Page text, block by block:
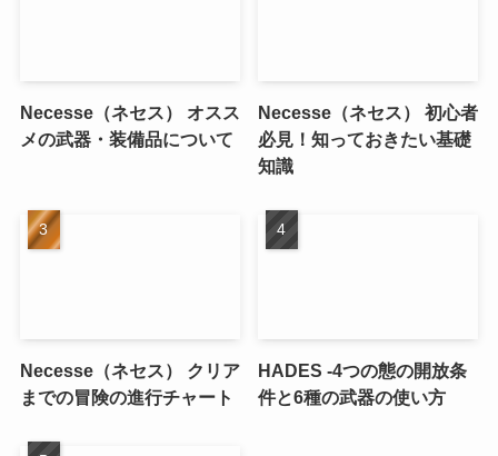
Necesse（ネセス） オスス
メの武器・装備品について
Necesse（ネセス） 初心者
必見！知っておきたい基礎
知識
Necesse（ネセス） クリア
までの冒険の進行チャート
HADES -4つの態の開放条
件と6種の武器の使い方